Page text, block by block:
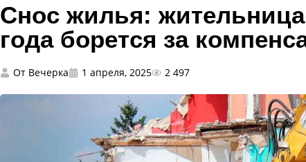
Снос жилья:
года борется за
От Вечерка 1 апреля, 2025 2 497